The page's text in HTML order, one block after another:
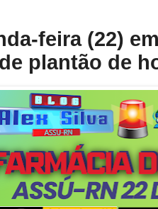
feira (22)
plantão de